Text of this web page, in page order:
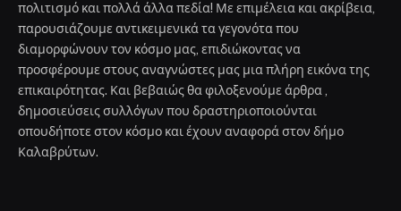
πολιτισμό και πολλά άλλα πεδία! Με επιμέλεια και ακρίβεια,
παρουσιάζουμε αντικειμενικά τα γεγονότα που
διαμορφώνουν τον κόσμο μας, επιδιώκοντας να
προσφέρουμε στους αναγνώστες μας μια πλήρη εικόνα της
επικαιρότητας. Και βεβαιώς θα φιλοξενούμε άρθρα ,
δημοσιεύσεις συλλόγων που δραστηριοποιούνται
οπουδήποτε στον κόσμο και έχουν αναφορά στον δήμο
Καλαβρύτων.